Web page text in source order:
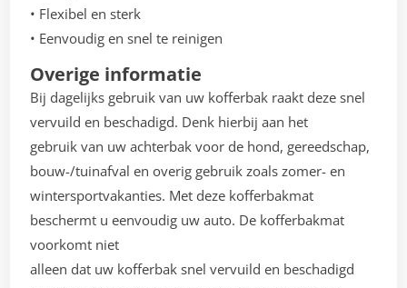
• Flexibel en sterk
• Eenvoudig en snel te reinigen
Overige informatie
Bij dagelijks gebruik van uw kofferbak raakt deze snel
vervuild en beschadigd. Denk hierbij aan het
gebruik van uw achterbak voor de hond, gereedschap,
bouw-/tuinafval en overig gebruik zoals zomer- en
wintersportvakanties. Met deze kofferbakmat
beschermt u eenvoudig uw auto. De kofferbakmat
voorkomt niet
alleen dat uw kofferbak snel vervuild en beschadigd